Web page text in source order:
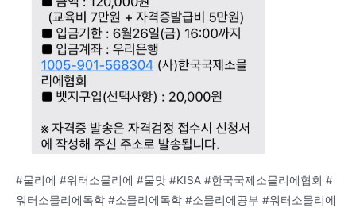
#물리에 #워터소믈리에 #물맛 #KISA #한국국제소믈리에협회 #
워터소믈리에독학 #소믈리에독학 #소믈리에공부 #워터소믈리에